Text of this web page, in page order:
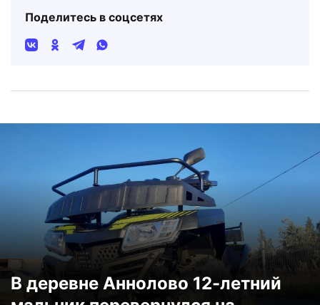
Поделитесь в соцсетях
В деревне Аннолово 12-летний